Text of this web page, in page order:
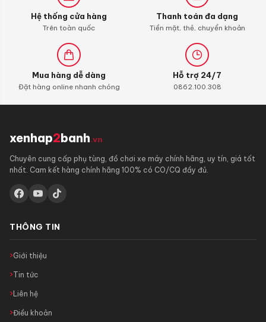
Hệ thống cửa hàng
Trên toàn quốc
Thanh toán đa dạng
Tiền mặt, thẻ, chuyển khoản
Mua hàng dễ dàng
Đặt hàng online nhanh chóng
Hỗ trợ 24/7
0862.100.308
xenhap2banh.vn
Chuyên cung cấp phụ tùng, đồ chơi xe máy chính hãng, uy tín, giá tốt
nhất. Cam kết hàng chính hãng 100% có CO/CQ đầy đủ.
THÔNG TIN
Giới thiệu
Tin tức
Liên hệ
Điều khoản